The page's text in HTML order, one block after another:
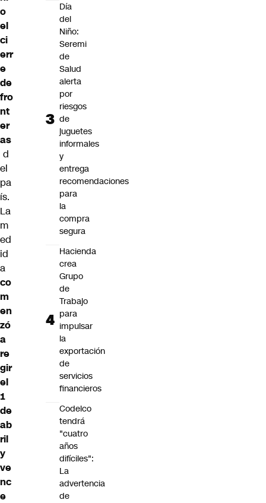
o
el
ci
err
e
de
fro
nt
er
as
d
el
pa
ís.
La
m
ed
id
a
co
m
en
zó
a
re
gir
el
1
de
ab
ril
y
ve
nc
e
Día
del
Niño:
Seremi
de
Salud
alerta
por
riesgos
de
juguetes
informales
y
entrega
recomendaciones
para
la
compra
segura
Hacienda
crea
Grupo
de
Trabajo
para
impulsar
la
exportación
de
servicios
financieros
Codelco
tendrá
"cuatro
años
difíciles":
La
advertencia
de